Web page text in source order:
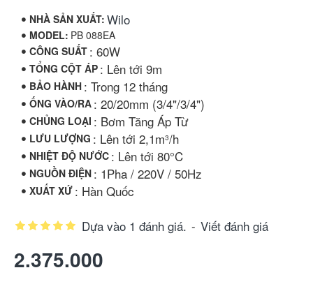
NHÀ SẢN XUẤT: Wilo
MODEL: PB 088EA
CÔNG SUẤT : 60W
TỔNG CỘT ÁP : Lên tới 9m
BẢO HÀNH : Trong 12 tháng
ỐNG VÀO/RA : 20/20mm (3/4"/3/4")
CHỦNG LOẠI : Bơm Tăng Áp Từ
LƯU LƯỢNG : Lên tới 2,1m³/h
NHIỆT ĐỘ NƯỚC : Lên tới 80°C
NGUỒN ĐIỆN : 1Pha / 220V / 50Hz
XUẤT XỨ : Hàn Quốc
Dựa vào 1 đánh giá. - Viết đánh giá
2.375.000